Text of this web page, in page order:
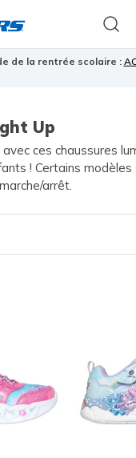
de la rentrée scolaire :
Up
ces chaussures
! Certains
arrêt.